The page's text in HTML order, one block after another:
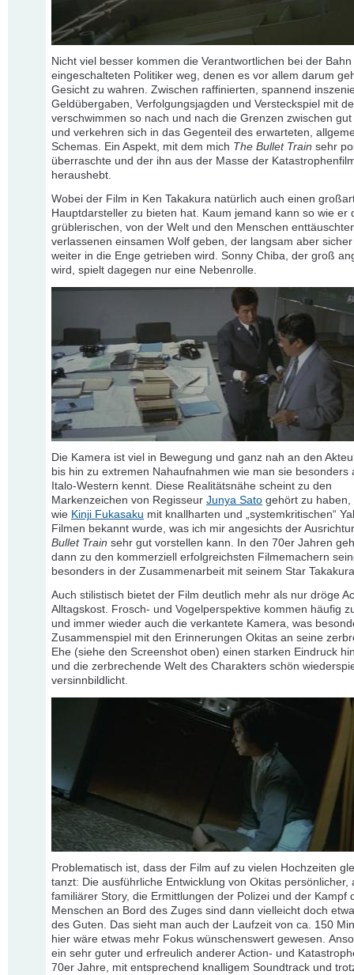
Nicht viel besser kommen die Verantwortlichen bei der
eingeschalteten Politiker weg, denen es vor allem darum
Gesicht zu wahren. Zwischen raffinierten, spannend
Geldübergaben, Verfolgungsjagden und Versteckspiel mit
verschwimmen so nach und nach die Grenzen zwischen
und verkehren sich in das Gegenteil des erwarteten,
Schemas. Ein Aspekt, mit dem mich The Bullet Train sehr
überraschte und der ihn aus der Masse der
heraushebt.
Wobei der Film in Ken Takakura natürlich auch einen
Hauptdarsteller zu bieten hat. Kaum jemand kann so wie er
grüblerischen, von der Welt und den Menschen
verlassenen einsamen Wolf geben, der langsam aber
weiter in die Enge getrieben wird. Sonny Chiba, der groß
wird, spielt dagegen nur eine Nebenrolle.
Die Kamera ist viel in Bewegung und ganz nah an den
bis hin zu extremen Nahaufnahmen wie man sie besonders
Italo-Western kennt. Diese Realitätsnähe scheint zu den
Markenzeichen von Regisseur Junya Sato gehört zu haben,
wie Kinji Fukasaku mit knallharten und „systemkritischen“
Filmen bekannt wurde, was ich mir angesichts der
Bullet Train sehr gut vorstellen kann. In den 70er Jahren
dann zu den kommerziell erfolgreichsten Filmemachern
besonders in der Zusammenarbeit mit seinem Star
Auch stilistisch bietet der Film deutlich mehr als nur dröge
Alltagskost. Frosch- und Vogelperspektive kommen häufig
und immer wieder auch die verkantete Kamera, was
Zusammenspiel mit den Erinnerungen Okitas an seine
Ehe (siehe den Screenshot oben) einen starken Eindruck
und die zerbrechende Welt des Charakters schön
versinnbildlicht.
Problematisch ist, dass der Film auf zu vielen Hochzeiten
tanzt: Die ausführliche Entwicklung von Okitas persönlicher,
familiärer Story, die Ermittlungen der Polizei und der Kampf
Menschen an Bord des Zuges sind dann vielleicht doch
des Guten. Das sieht man auch der Laufzeit von ca. 150
hier wäre etwas mehr Fokus wünschenswert gewesen.
ein sehr guter und erfreulich anderer Action- und
70er Jahre, mit entsprechend knalligem Soundtrack und